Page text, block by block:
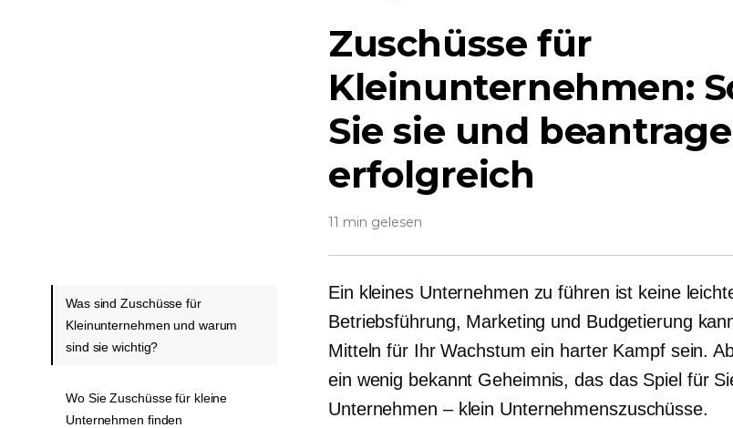
Zuschüsse für
Kleinunternehmen:
Sie sie und
erfolgreich
11 min gelesen
Ein kleines Unternehmen zu führen ist keine
Betriebsführung, Marketing und Budgetierung
Mitteln für Ihr Wachstum ein harter Kampf sein.
ein wenig bekannt Geheimnis, das das Spiel für
Unternehmen – klein Unternehmenszuschüsse.
Was sind Zuschüsse für
Kleinunternehmen und warum
sind sie wichtig?
Wo Sie Zuschüsse für kleine
Unternehmen finden